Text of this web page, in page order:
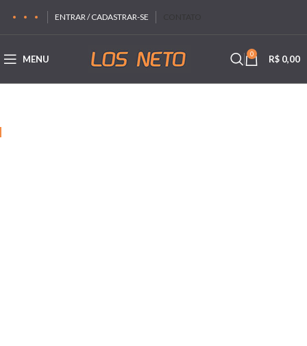
ENTRAR / CADASTRAR-SE
MENU 0 R$ 0,00